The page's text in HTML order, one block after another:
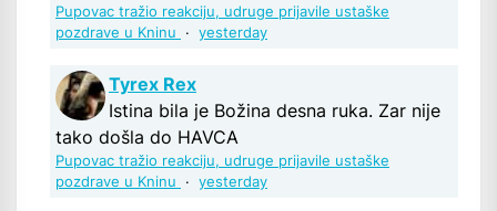
Pupovac tražio reakciju, udruge prijavile ustaške
pozdrave u Kninu
· yesterday
Tyrex Rex
Istina bila je Božina desna ruka. Zar nije
tako došla do HAVCA
Pupovac tražio reakciju, udruge prijavile ustaške
pozdrave u Kninu
· yesterday